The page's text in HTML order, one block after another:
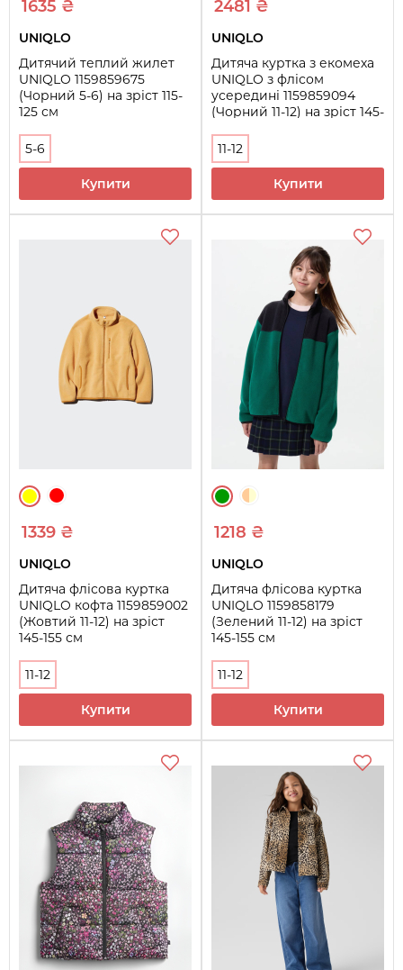
1635 ₴
UNIQLO
Дитячий теплий жилет
UNIQLO 1159859675
(Чорний 5-6) на зріст 115-
125 см
5-6
Купити
2481 ₴
UNIQLO
Дитяча куртка з екомеха
UNIQLO з флісом
усередині 1159859094
(Чорний 11-12) на зріст 145-
11-12
Купити
1339 ₴
UNIQLO
Дитяча флісова куртка
UNIQLO кофта 1159859002
(Жовтий 11-12) на зріст
145-155 см
11-12
Купити
1218 ₴
UNIQLO
Дитяча флісова куртка
UNIQLO 1159858179
(Зелений 11-12) на зріст
145-155 см
11-12
Купити